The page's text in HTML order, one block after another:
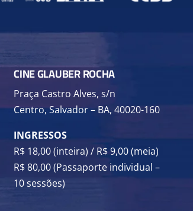
CINE GLAUBER ROCHA
Praça Castro Alves, s/n
Centro, Salvador – BA, 40020-160
INGRESSOS
R$ 18,00 (inteira) / R$ 9,00 (meia)
R$ 80,00 (Passaporte individual –
10 sessões)